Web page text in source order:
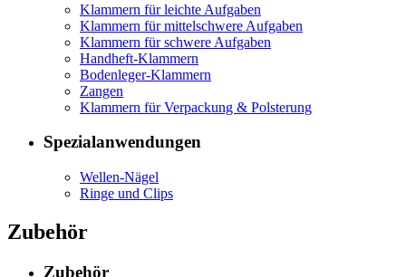
Klammern für leichte Aufgaben
Klammern für mittelschwere Aufgaben
Klammern für schwere Aufgaben
Handheft-Klammern
Bodenleger-Klammern
Zangen
Klammern für Verpackung & Polsterung
Spezialanwendungen
Wellen-Nägel
Ringe und Clips
Zubehör
Zubehör